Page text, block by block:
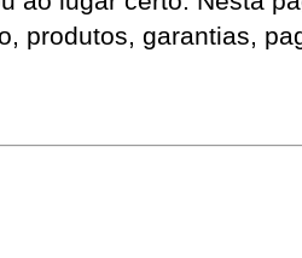
produtos, garantias,